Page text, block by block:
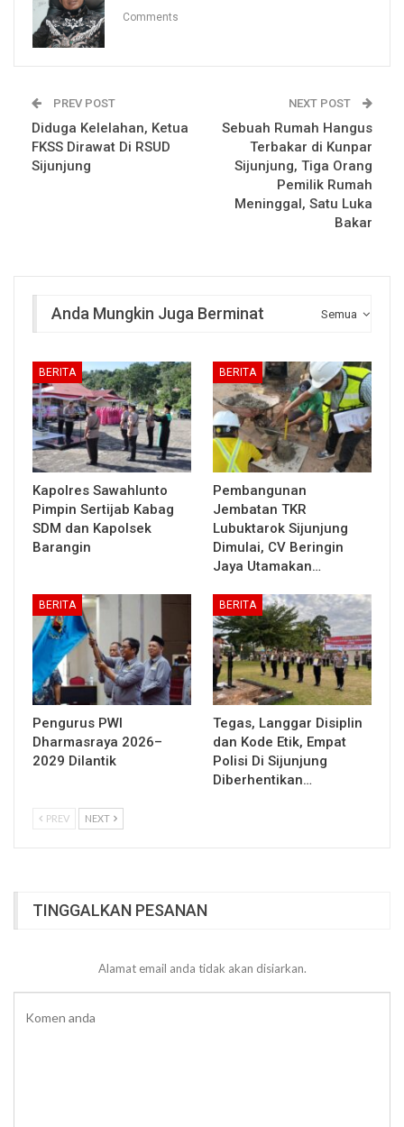
Comments
PREV POST
Diduga Kelelahan, Ketua
FKSS Dirawat Di RSUD
Sijunjung
NEXT POST
Sebuah Rumah Hangus
Terbakar di Kunpar
Sijunjung, Tiga Orang
Pemilik Rumah
Meninggal, Satu Luka
Bakar
Semua
Anda Mungkin Juga Berminat
BERITA
Kapolres Sawahlunto
Pimpin Sertijab Kabag
SDM dan Kapolsek
Barangin
BERITA
Pembangunan
Jembatan TKR
Lubuktarok Sijunjung
Dimulai, CV Beringin
Jaya Utamakan…
BERITA
Pengurus PWI
Dharmasraya 2026–
2029 Dilantik
BERITA
Tegas, Langgar Disiplin
dan Kode Etik, Empat
Polisi Di Sijunjung
Diberhentikan…
PREV NEXT
TINGGALKAN PESANAN
Alamat email anda tidak akan disiarkan.